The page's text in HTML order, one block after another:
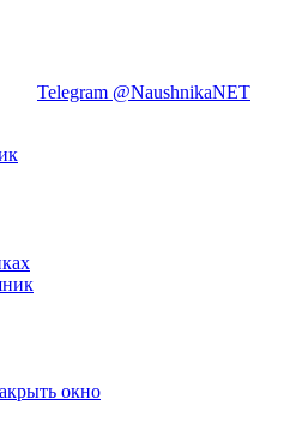
Telegram @NaushnikaNET
окно